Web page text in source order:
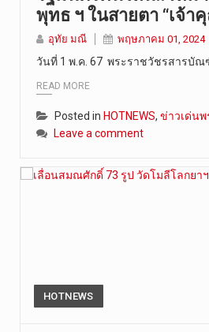
พุทธ ฯ ในสายตา “เจ้า
อุทัย มณี พฤษภาคม 01, 2024
วันที่ 1 พ.ค. 67 พระราชวัชรสารบัณ
READ MORE
Posted in HOTNEWS, ข่าวเด่น
Leave a comment
HOTNEWS